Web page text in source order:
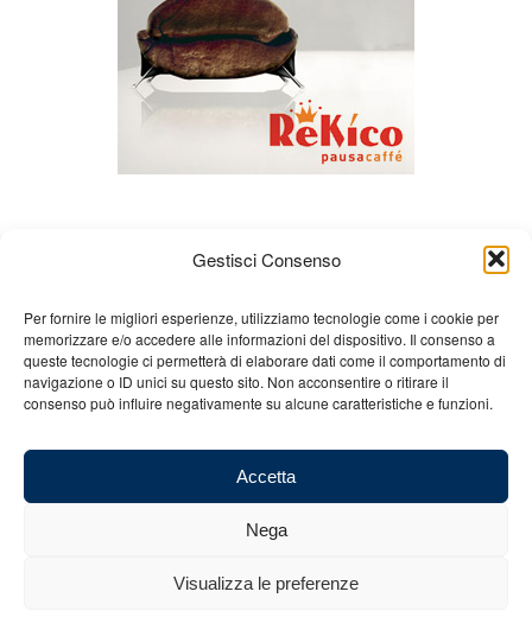
Gestisci Consenso
Per fornire le migliori esperienze, utilizziamo tecnologie come i cookie per
memorizzare e/o accedere alle informazioni del dispositivo. Il consenso a
queste tecnologie ci permetterà di elaborare dati come il comportamento di
navigazione o ID unici su questo sito. Non acconsentire o ritirare il
consenso può influire negativamente su alcune caratteristiche e funzioni.
Accetta
Nega
Visualizza le preferenze
Chi siamo Gian Carlo Minardi
Gear
Merchandising
Partners Contatti
03101011207 - REA: BO 491926 (sede legale) - REA: RA 199431 (sede